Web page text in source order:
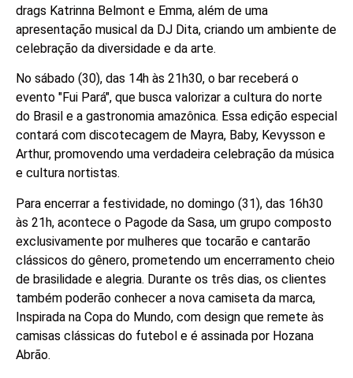
drags Katrinna Belmont e Emma, além de uma
apresentação musical da DJ Dita, criando um ambiente de
celebração da diversidade e da arte.
No sábado (30), das 14h às 21h30, o bar receberá o
evento "Fui Pará", que busca valorizar a cultura do norte
do Brasil e a gastronomia amazônica. Essa edição especial
contará com discotecagem de Mayra, Baby, Kevysson e
Arthur, promovendo uma verdadeira celebração da música
e cultura nortistas.
Para encerrar a festividade, no domingo (31), das 16h30
às 21h, acontece o Pagode da Sasa, um grupo composto
exclusivamente por mulheres que tocarão e cantarão
clássicos do gênero, prometendo um encerramento cheio
de brasilidade e alegria. Durante os três dias, os clientes
também poderão conhecer a nova camiseta da marca,
Inspirada na Copa do Mundo, com design que remete às
camisas clássicas do futebol e é assinada por Hozana
Abrão.